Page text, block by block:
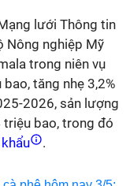
lưới Thông tin
Nông nghiệp Mỹ
trong niên vụ
tăng nhẹ 3,2%
2026, sản lượng
bao, trong đó
khẩu .